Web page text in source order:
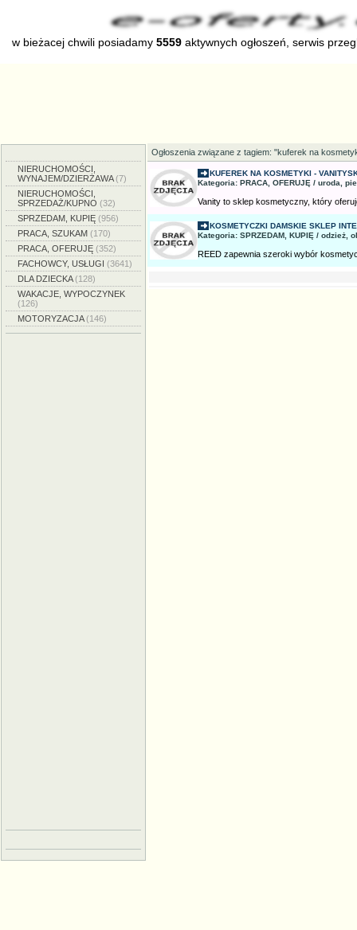
w bieżacej chwili posiadamy5559 aktywnych ogłoszeń, serwis
NIERUCHOMOŚCI,
WYNAJEM/DZIERŻAWA(7)
NIERUCHOMOŚCI,
SPRZEDAŻ/KUPNO (32)
SPRZEDAM, KUPIĘ (956)
PRACA, SZUKAM (170)
PRACA, OFERUJĘ (352)
FACHOWCY, USŁUGI (3641)
DLA DZIECKA(128)
WAKACJE, WYPOCZYNEK
(126)
MOTORYZACJA(146)
Ogłoszenia związane z tagiem: "kuferek na
KUFEREK NA KOSMETYKI -
Kategoria: PRACA, OFERUJĘ / uroda,
Vanity to sklep kosmetyczny, który
KOSMETYCZKI DAMSKIE SKLEP
Kategoria: SPRZEDAM, KUPIĘ / odzież,
REED zapewnia szeroki wybór